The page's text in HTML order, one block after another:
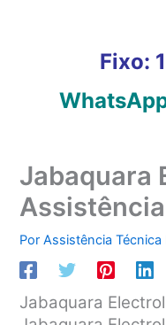
Fixo:
Jabaquara
Assistência
PorAssistência
Jabaquara